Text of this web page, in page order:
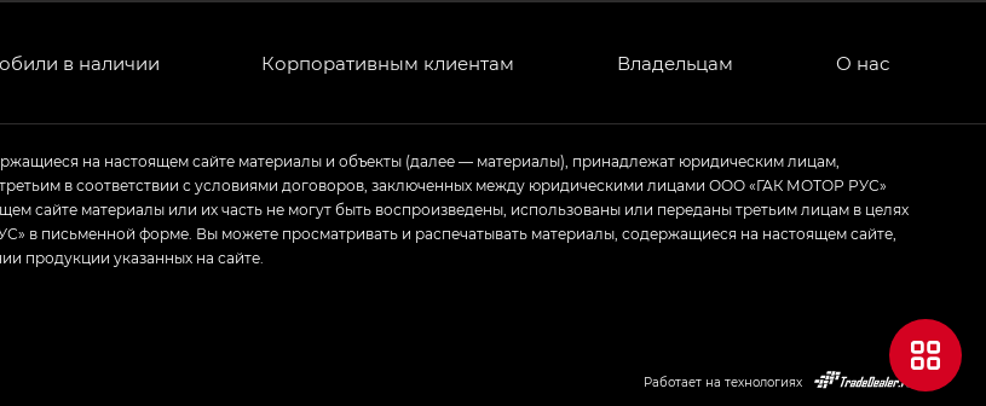
привод — GB 2WD, Джи Би Полный привод — GB AWD, Джи Эль Полный привод —
Джи Эль с элементы экстерьера в спортивном стиле — GL (S-Style)
в наличии Корпоративным клиентам Владельцам О нас
на настоящем сайте материалы и объекты (далее — материалы), принадлежат юридическим лицам,
в соответствии с условиями договоров, заключенных между юридическими лицами ООО «ГАК МОТОР РУС»
сайте материалы или их часть не могут быть воспроизведены, использованы или переданы третьим лицам в целях
в письменной форме. Вы можете просматривать и распечатывать материалы, содержащиеся на настоящем сайте,
продукции указанных на сайте.
Работает на технологиях